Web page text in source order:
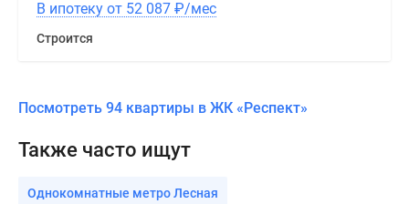
В ипотеку от 52 087 ₽/мес
Строится
Посмотреть 94 квартиры в ЖК «Респект»
Также часто ищут
Однокомнатные метро Лесная